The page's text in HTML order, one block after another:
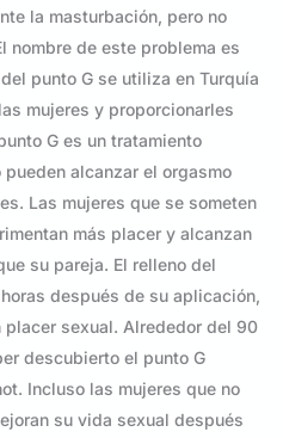
la masturbación, pero no
nombre de este problema es
punto G se utiliza en Turquía
mujeres y proporcionarles
G es un tratamiento
alcanzar el orgasmo
Las mujeres que se someten
más placer y alcanzan
su pareja. El relleno del
después de su aplicación,
sexual. Alrededor del 90
descubierto el punto G
Incluso las mujeres que no
su vida sexual después